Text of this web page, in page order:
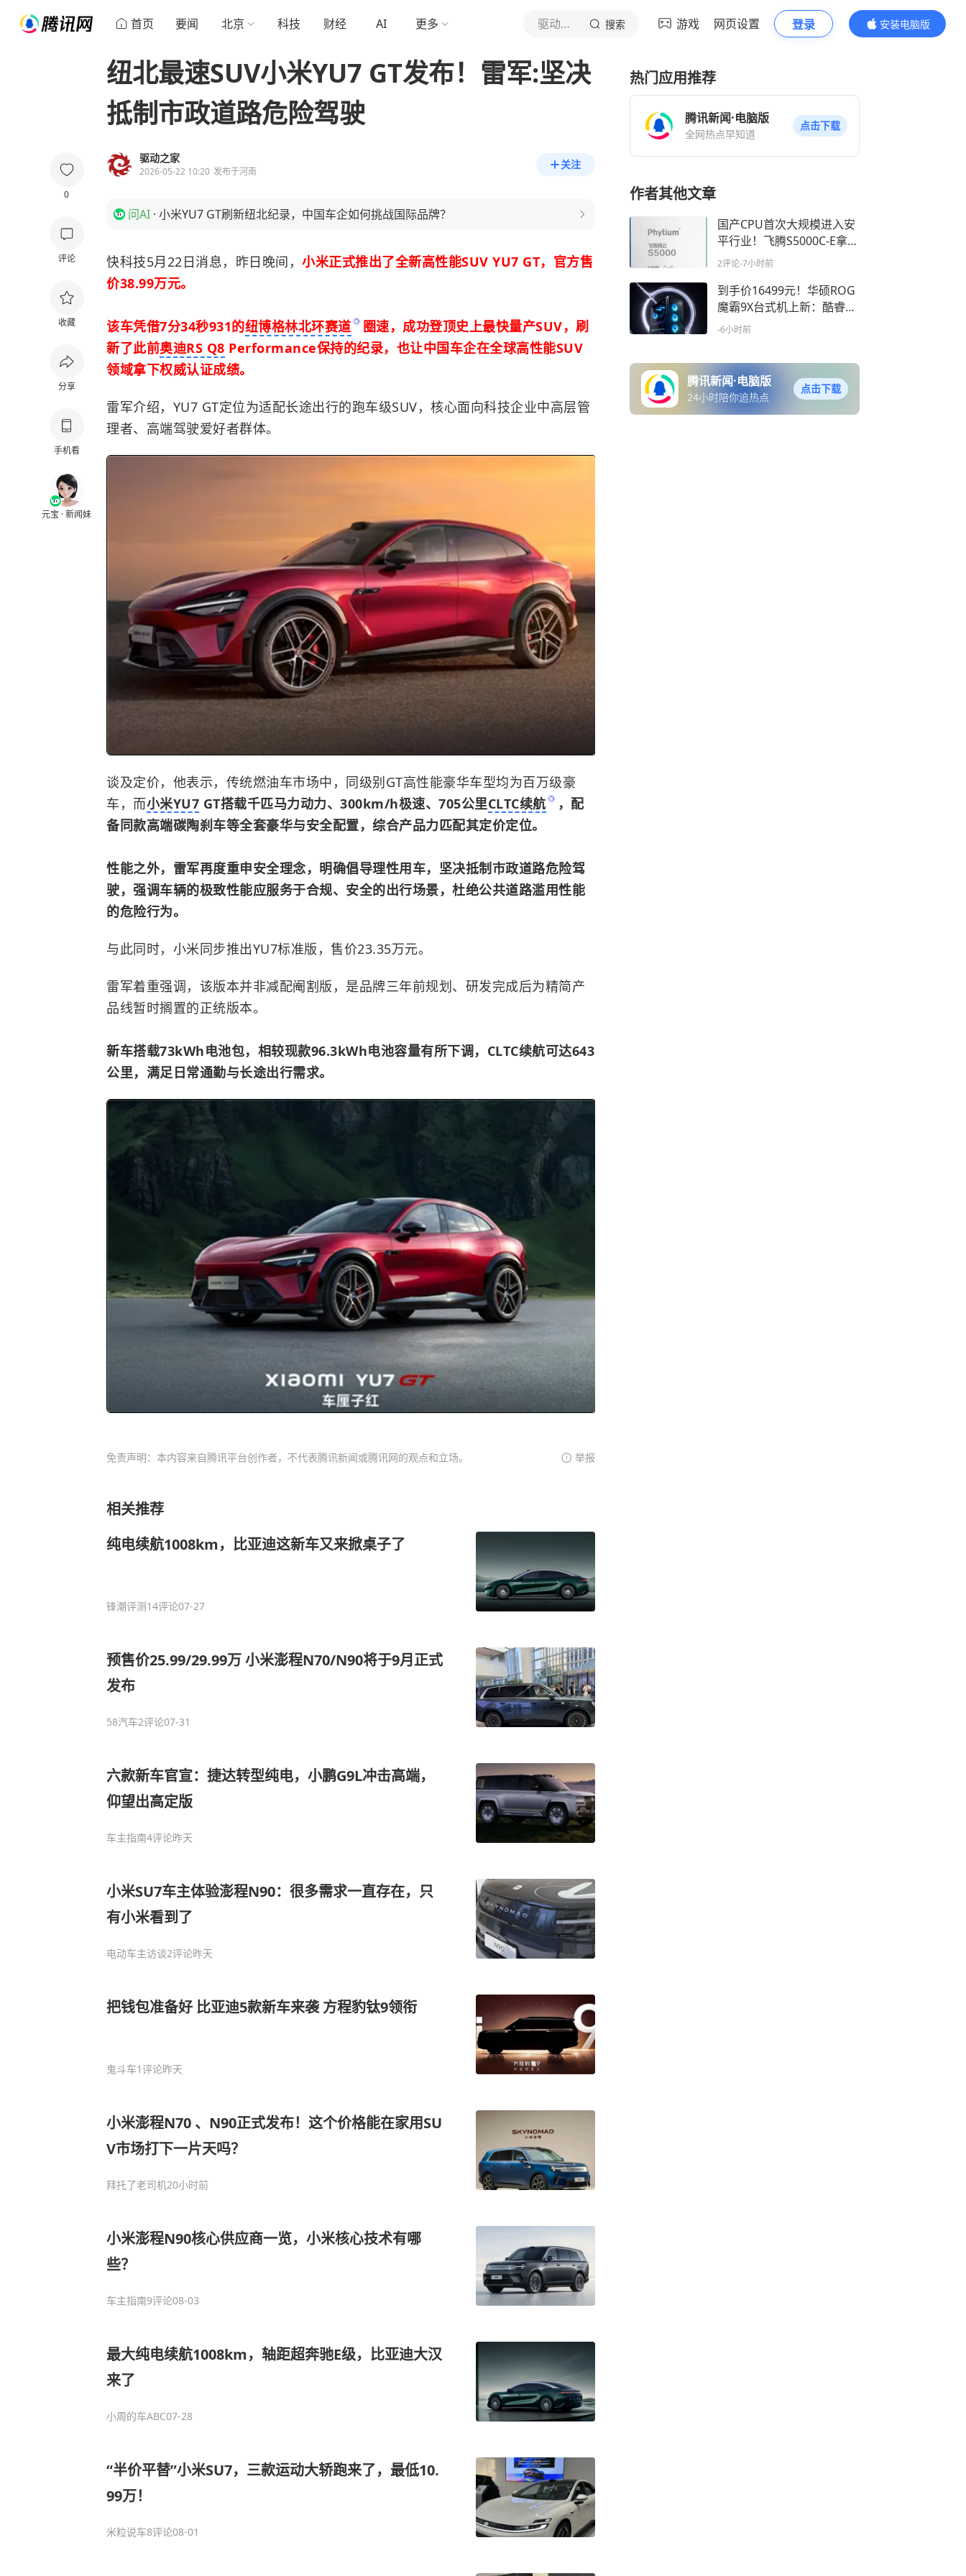
首页 要闻 北京 科技 财经 AI 更多 驱动之家 搜索 游戏 网页设置 登录
安装电脑版
内容更精彩
0
评论
收藏
分享
手机看
元宝 · 新闻妹
纽北最速SUV小米YU7 GT发布！雷军:坚决
抵制市政道路危险驾驶
驱动之家
2026-05-22 10:20 发布于河南
关注
问AI · 小米YU7 GT刷新纽北纪录，中国车企如何挑战国际品牌？
快科技5月22日消息，昨日晚间， 小米正式推出了全新高性能SUV YU7 GT，官方售
价38.99万元。
该车凭借7分34秒931的纽博格林北环赛道
圈速，成功登顶史上最快量产SUV，刷
新了此前奥迪RS Q8 Performance保持的纪录，也让中国车企在全球高性能SUV
领域拿下权威认证成绩。
雷军介绍，YU7 GT定位为适配长途出行的跑车级SUV，核心面向科技企业中高层管
理者、高端驾驶爱好者群体。
谈及定价，他表示，传统燃油车市场中，同级别GT高性能豪华车型均为百万级豪
车，而小米YU7 GT搭载千匹马力动力、300km/h极速、705公里CLTC续航
，配
备同款高端碳陶刹车等全套豪华与安全配置，综合产品力匹配其定价定位。
性能之外，雷军再度重申安全理念，明确倡导理性用车，坚决抵制市政道路危险驾
驶，强调车辆的极致性能应服务于合规、安全的出行场景，杜绝公共道路滥用性能
的危险行为。
与此同时， 小米同步推出YU7标准版，售价23.35万元。
雷军着重强调，该版本并非减配阉割版，是品牌三年前规划、研发完成后为精简产
品线暂时搁置的正统版本。
新车搭载73kWh电池包，相较现款96.3kWh电池容量有所下调，CLTC续航可达643
公里，满足日常通勤与长途出行需求。
免责声明：本内容来自腾讯平台创作者，不代表腾讯新闻或腾讯网的观点和立场。 举报
相关推荐
纯电续航1008km，比亚迪这新车又来掀桌子了
锋潮评测14评论07-27
预售价25.99/29.99万 小米澎程N70/N90将于9月正式
发布
58汽车2评论07-31
六款新车官宣：捷达转型纯电，小鹏G9L冲击高端，
仰望出高定版
车主指南4评论昨天
小米SU7车主体验澎程N90：很多需求一直存在，只
有小米看到了
电动车主访谈2评论昨天
把钱包准备好 比亚迪5款新车来袭 方程豹钛9领衔
鬼斗车1评论昨天
小米澎程N70 、N90正式发布！这个价格能在家用SU
V市场打下一片天吗？
拜托了老司机20小时前
小米澎程N90核心供应商一览，小米核心技术有哪
些？
车主指南9评论08-03
最大纯电续航1008km，轴距超奔驰E级，比亚迪大汉
来了
小周的车ABC07-28
“半价平替”小米SU7，三款运动大轿跑来了，最低10.
99万！
米粒说车8评论08-01
热门应用推荐
腾讯新闻·电脑版
全网热点早知道
点击下载
作者其他文章
国产CPU首次大规模进入安
平行业！飞腾S5000C-E拿下
近3000台订单
2评论-7小时前
到手价16499元！华硕ROG
魔霸9X台式机上新：酷睿Ul
tra 7+32GB DDR5
-6小时前
腾讯新闻·电脑版
24小时陪你追热点
点击下载